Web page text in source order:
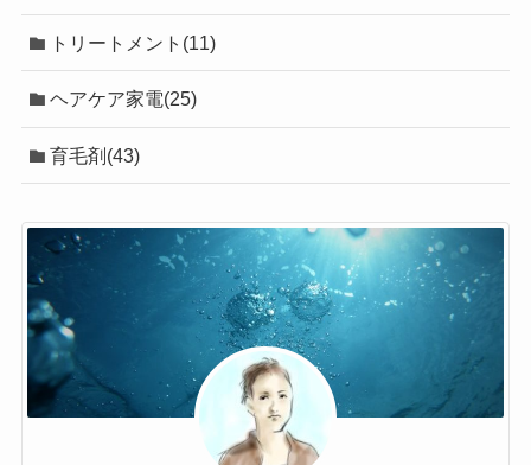
トリートメント(11)
ヘアケア家電(25)
育毛剤(43)